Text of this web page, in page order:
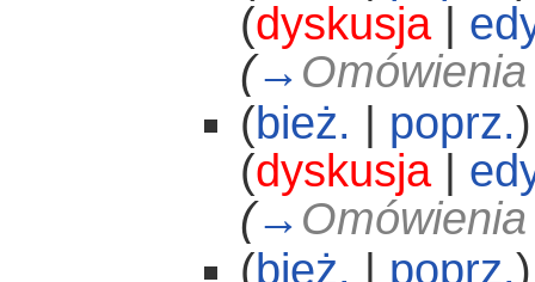
(dyskusja|
(→ Omówienia
(bież. poprz.)
(dyskusja|
(→ Omówienia
(bież. poprz.)